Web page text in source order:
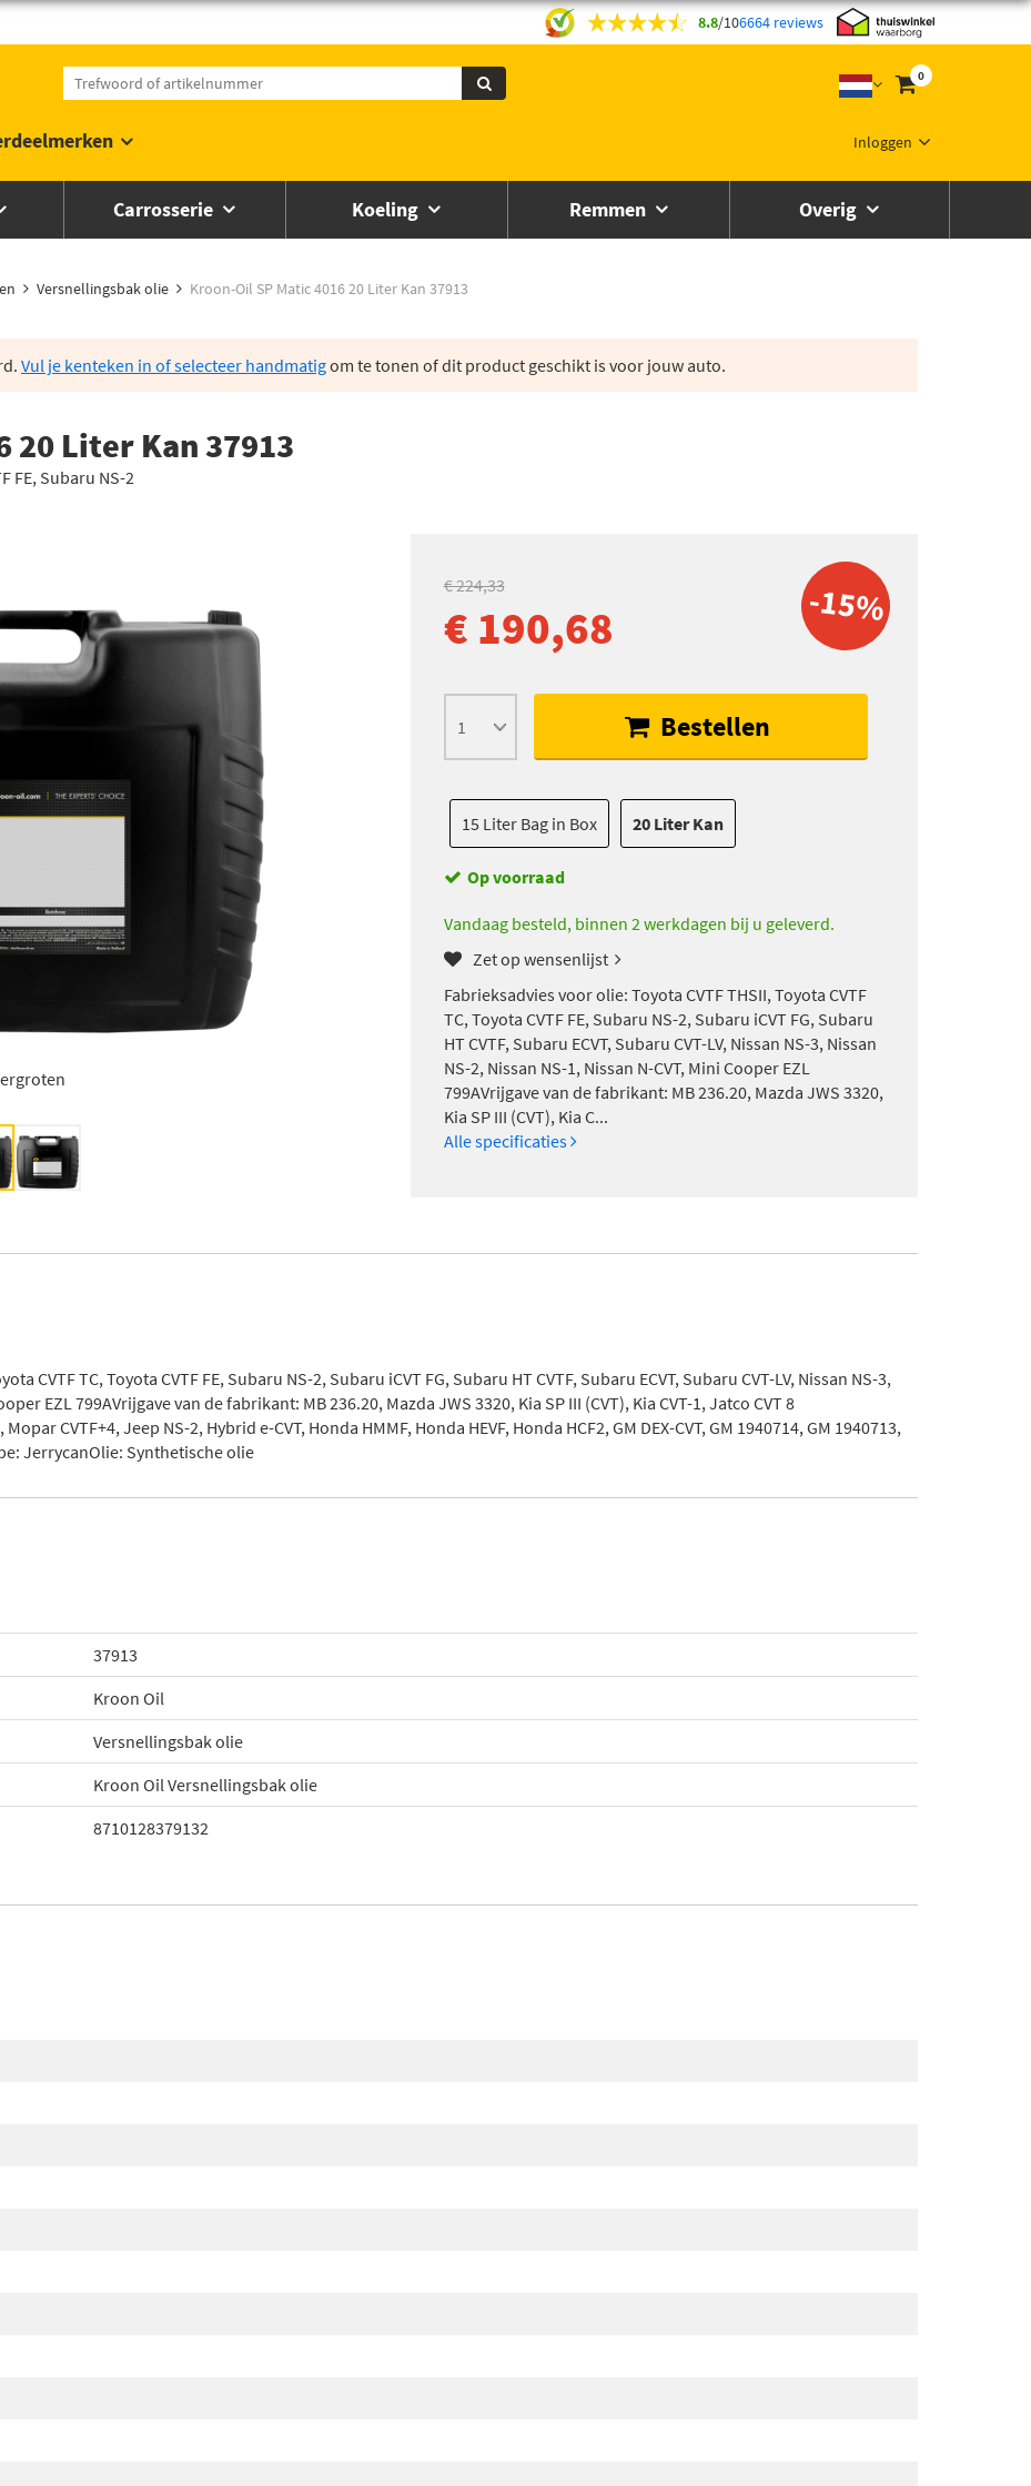
8.8/106664 reviews
0
Inloggen
Carrosserie Koeling Remmen Overig
Versnellingsbak olie Kroon-Oil SP Matic 4016 20 Liter Kan 37913
Vul je kenteken in of selecteer handmatigom te tonen of dit product geschikt is voor jouw auto.
20 Liter Kan 37913
FE, Subaru NS-2
-15%
€ 224,33
€ 190,68
Bestellen
15 Liter Bag in Box 20 Liter Kan
Op voorraad
Vandaag besteld, binnen 2 werkdagen bij u geleverd.
Zet op wensenlijst
Fabrieksadvies voor olie: Toyota CVTF THSII, Toyota CVTF
TC, Toyota CVTF FE, Subaru NS-2, Subaru iCVT FG, Subaru
HT CVTF, Subaru ECVT, Subaru CVT-LV, Nissan NS-3, Nissan
NS-2, Nissan NS-1, Nissan N-CVT, Mini Cooper EZL
799AVrijgave van de fabrikant: MB 236.20, Mazda JWS 3320,
Kia SP III (CVT), Kia C...
Alle specificaties
CVTF TC, Toyota CVTF FE, Subaru NS-2, Subaru iCVT FG, Subaru HT CVTF, Subaru ECVT, Subaru CVT-LV, Nissan NS-3,
EZL 799AVrijgave van de fabrikant: MB 236.20, Mazda JWS 3320, Kia SP III (CVT), Kia CVT-1, Jatco CVT 8
CVTF+4, Jeep NS-2, Hybrid e-CVT, Honda HMMF, Honda HEVF, Honda HCF2, GM DEX-CVT, GM 1940714, GM 1940713,
JerrycanOlie: Synthetische olie
37913
Kroon Oil
Versnellingsbak olie
Kroon Oil Versnellingsbak olie
8710128379132